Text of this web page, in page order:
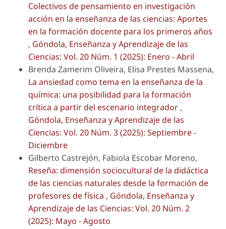
Colectivos de pensamiento en investigación
acción en la enseñanza de las ciencias: Aportes
en la formación docente para los primeros años
, Góndola, Enseñanza y Aprendizaje de las
Ciencias: Vol. 20 Núm. 1 (2025): Enero - Abril
Brenda Zamerim Oliveira, Elisa Prestes Massena,
La ansiedad como tema en la enseñanza de la
química: una posibilidad para la formación
crítica a partir del escenario integrador ,
Góndola, Enseñanza y Aprendizaje de las
Ciencias: Vol. 20 Núm. 3 (2025): Septiembre -
Diciembre
Gilberto Castrejón, Fabiola Escobar Moreno,
Reseña: dimensión sociocultural de la didáctica
de las ciencias naturales desde la formación de
profesores de física , Góndola, Enseñanza y
Aprendizaje de las Ciencias: Vol. 20 Núm. 2
(2025): Mayo - Agosto